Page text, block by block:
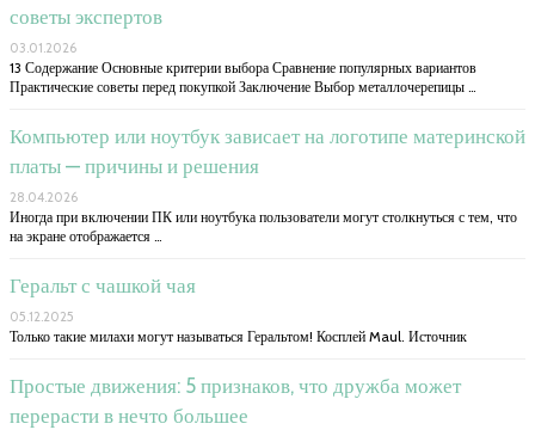
советы экспертов
03.01.2026
13 Содержание Основные критерии выбора Сравнение популярных вариантов
Практические советы перед покупкой Заключение Выбор металлочерепицы …
Компьютер или ноутбук зависает на логотипе материнской
платы — причины и решения
28.04.2026
Иногда при включении ПК или ноутбука пользователи могут столкнуться с тем, что
на экране отображается …
Геральт с чашкой чая
05.12.2025
Только такие милахи могут называться Геральтом! Косплей Maul. Источник
Простые движения: 5 признаков, что дружба может
перерасти в нечто большее